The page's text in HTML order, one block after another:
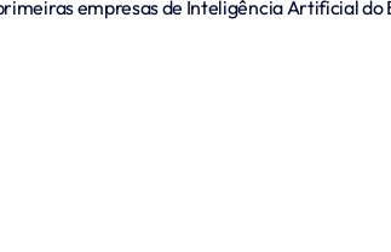
empresas de Inteligência Artificial